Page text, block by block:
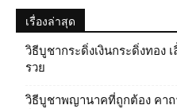
เรื่องล่าสุด
วิธีบูชากระดิ่งเงินกระดิ่งทอง
รวย
วิธีบูชาพญานาคที่ถูกต้อง คา